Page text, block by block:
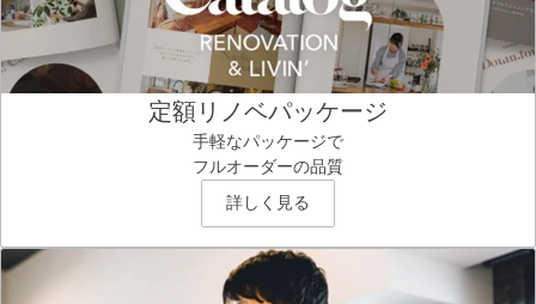
定額リノベパッケージ
手軽なパッケージで
フルオーダーの品質
詳しく見る